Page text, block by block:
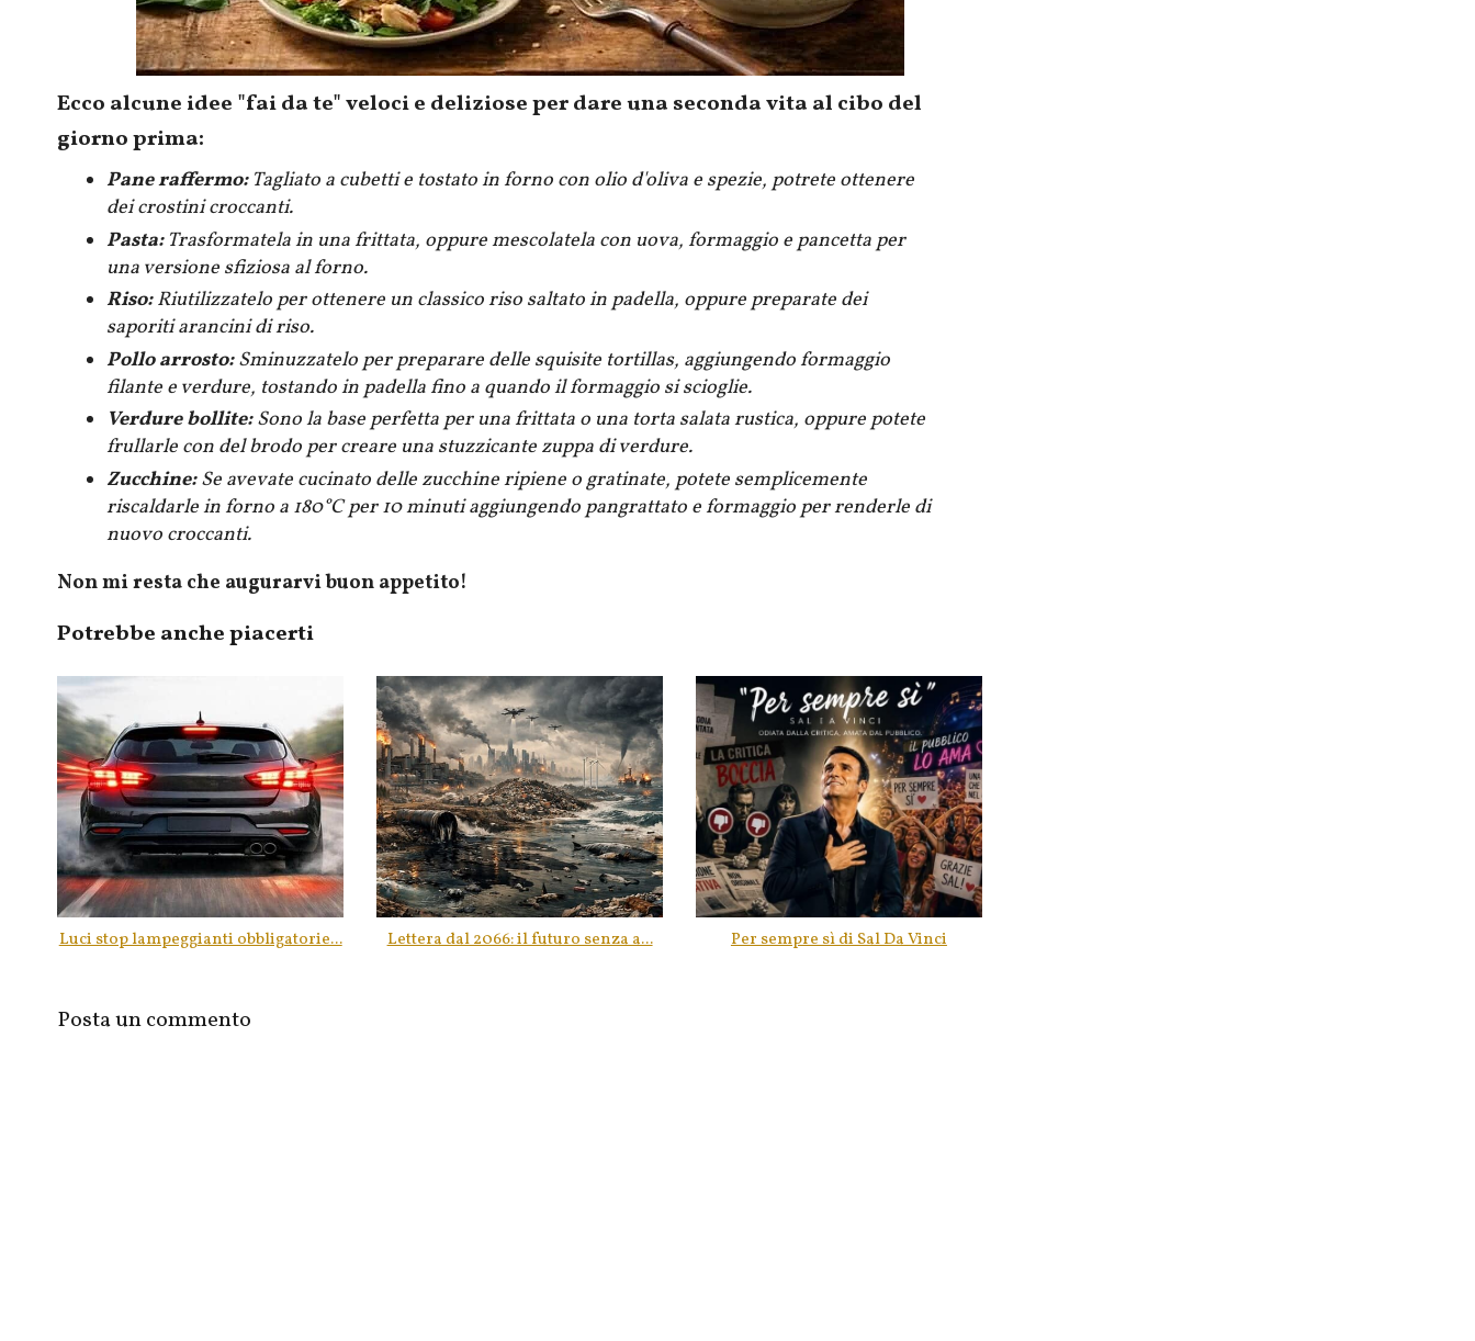
Ecco alcune idee "fai da te" veloci e deliziose per dare una seconda vita al cibo del
giorno prima:
Pane raffermo:Tagliato a cubetti e tostato in forno con olio d'oliva e spezie, potrete ottenere
dei crostini croccanti.
Pasta:Trasformatela in una frittata, oppure mescolatela con uova, formaggio e pancetta per
una versione sfiziosa al forno.
Riso:Riutilizzatelo per ottenere un classico riso saltato in padella, oppure preparate dei
saporiti arancini di riso.
Pollo arrosto:Sminuzzatelo per preparare delle squisite tortillas, aggiungendo formaggio
filante e verdure, tostando in padella fino a quando il formaggio si scioglie.
Verdure bollite:Sono la base perfetta per una frittata o una torta salata rustica, oppure potete
frullarle con del brodo per creare una stuzzicante zuppa di verdure.
Zucchine:Se avevate cucinato delle zucchine ripiene o gratinate, potete semplicemente
riscaldarle in forno a 180°C per 10 minuti aggiungendo pangrattato e formaggio per renderle di
nuovo croccanti.
Non mi resta che augurarvi buon appetito!
Potrebbe anche piacerti
Luci stop lampeggianti obbligatorie... Lettera dal 2066: il futuro senza a... Per sempre sì di Sal Da Vinci
Posta un commento